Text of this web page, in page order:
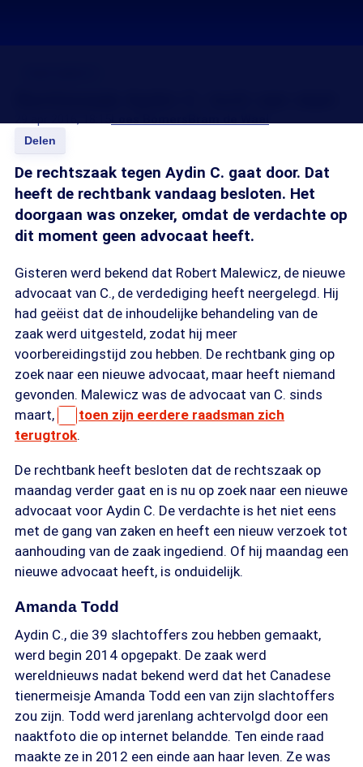
Delen
De rechtszaak tegen Aydin C. gaat door. Dat
heeft de rechtbank vandaag besloten. Het
doorgaan was onzeker, omdat de verdachte op
dit moment geen advocaat heeft.
Gisteren werd bekend dat Robert Malewicz, de nieuwe
advocaat van C., de verdediging heeft neergelegd. Hij
had geëist dat de inhoudelijke behandeling van de
zaak werd uitgesteld, zodat hij meer
voorbereidingstijd zou hebben. De rechtbank ging op
zoek naar een nieuwe advocaat, maar heeft niemand
gevonden. Malewicz was de advocaat van C. sinds
maart,
toen zijn eerdere raadsman zich
terugtrok.
De rechtbank heeft besloten dat de rechtszaak op
maandag verder gaat en is nu op zoek naar een nieuwe
advocaat voor Aydin C. De verdachte is het niet eens
met de gang van zaken en heeft een nieuw verzoek tot
aanhouding van de zaak ingediend. Of hij maandag een
nieuwe advocaat heeft, is onduidelijk.
Amanda Todd
Aydin C., die 39 slachtoffers zou hebben gemaakt,
werd begin 2014 opgepakt. De zaak werd
wereldnieuws nadat bekend werd dat het Canadese
tienermeisje Amanda Todd een van zijn slachtoffers
zou zijn. Todd werd jarenlang achtervolgd door een
naaktfoto die op internet belandde. Ten einde raad
maakte ze in 2012 een einde aan haar leven. Ze was